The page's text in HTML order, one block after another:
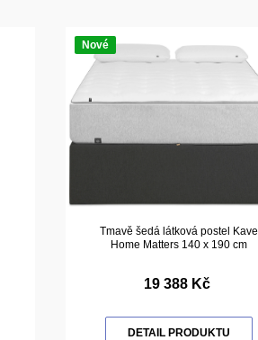
Nové
Tmavě šedá látková postel Kave
Home Matters 140 x 190 cm
19 388 Kč
DETAIL PRODUKTU